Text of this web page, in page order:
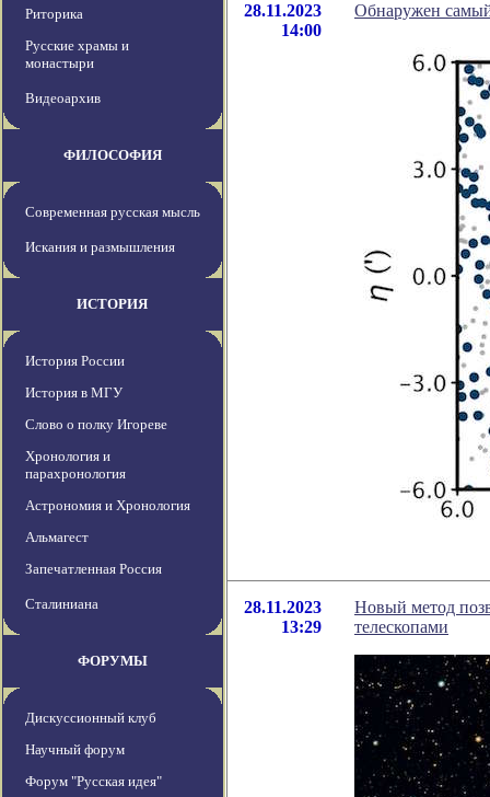
Риторика
Русские храмы и
монастыри
Видеоархив
ФИЛОСОФИЯ
Современная русская мысль
Искания и размышления
ИСТОРИЯ
История России
История в МГУ
Слово о полку Игореве
Хронология и
парахронология
Астрономия и Хронология
Альмагест
Запечатленная Россия
Сталиниана
ФОРУМЫ
Дискуссионный клуб
Научный форум
Форум "Русская идея"
28.11.2023
14:00
Обнаружен
28.11.2023
13:29
Новый метод
телескопами